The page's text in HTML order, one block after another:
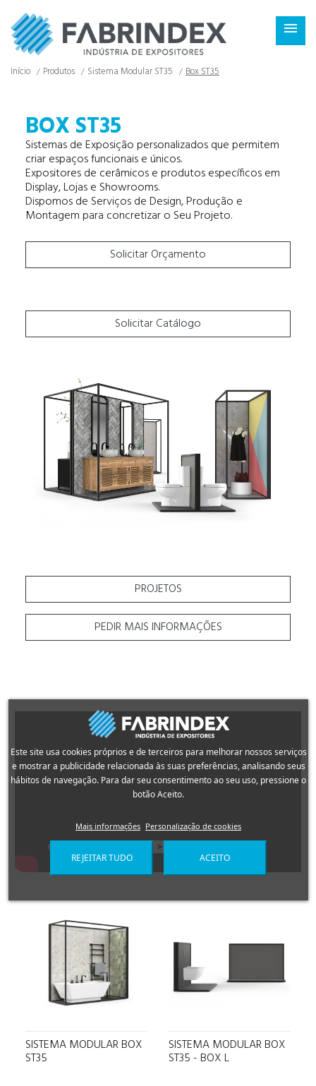

×
Início Produtos Sistema Modular ST35 Box ST35
BOX ST35
Sistemas de Exposição personalizados que permitem
criar espaços funcionais e únicos.
Expositores de cerâmicos e produtos específicos em
Display, Lojas e Showrooms.
Dispomos de Serviços de Design, Produção e
Montagem para concretizar o Seu Projeto.
Solicitar Orçamento
Solicitar Catálogo
PROJETOS
PEDIR MAIS INFORMAÇÕES
SISTEMA MODULAR BOX
ST35
SISTEMA MODULAR BOX
ST35 - BOX L
Este site usa cookies próprios e de terceiros para melhorar nossos serviços
e mostrar a publicidade relacionada às suas preferências, analisando seus
hábitos de navegação. Para dar seu consentimento ao seu uso, pressione o
botão Aceito.
Mais informações Personalização de cookies
REJEITAR TUDO ACEITO